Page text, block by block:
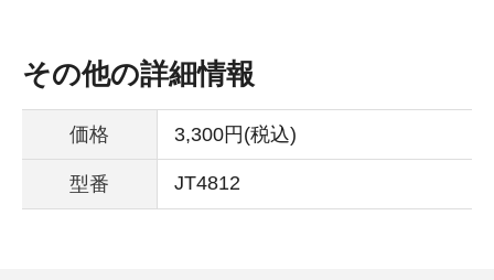
その他の詳細情報
価格 3,300円(税込)
型番 JT4812